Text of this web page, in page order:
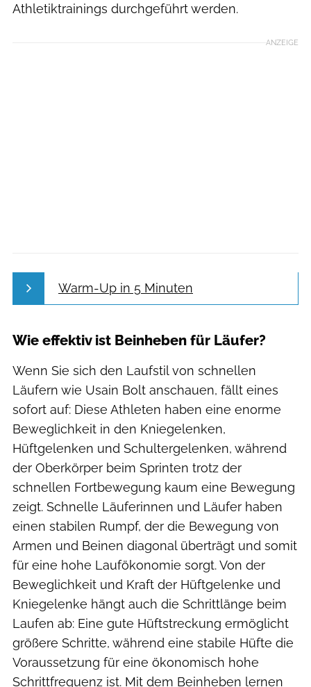
Athletiktrainings durchgeführt werden.
ANZEIGE
Warm-Up in 5 Minuten
Wie effektiv ist Beinheben für Läufer?
Wenn Sie sich den Laufstil von schnellen
Läufern wie Usain Bolt anschauen, fällt eines
sofort auf: Diese Athleten haben eine enorme
Beweglichkeit in den Kniegelenken,
Hüftgelenken und Schultergelenken, während
der Oberkörper beim Sprinten trotz der
schnellen Fortbewegung kaum eine Bewegung
zeigt. Schnelle Läuferinnen und Läufer haben
einen stabilen Rumpf, der die Bewegung von
Armen und Beinen diagonal überträgt und somit
für eine hohe Laufökonomie sorgt. Von der
Beweglichkeit und Kraft der Hüftgelenke und
Kniegelenke hängt auch die Schrittlänge beim
Laufen ab: Eine gute Hüftstreckung ermöglicht
größere Schritte, während eine stabile Hüfte die
Voraussetzung für eine ökonomisch hohe
Schrittfrequenz ist. Mit dem Beinheben lernen